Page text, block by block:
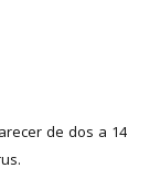
de dos a 14